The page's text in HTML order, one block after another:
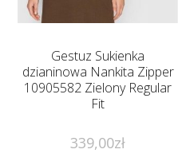
Gestuz Sukienka
dzianinowa Nankita Zipper
10905582 Zielony Regular
Fit
339,00zł